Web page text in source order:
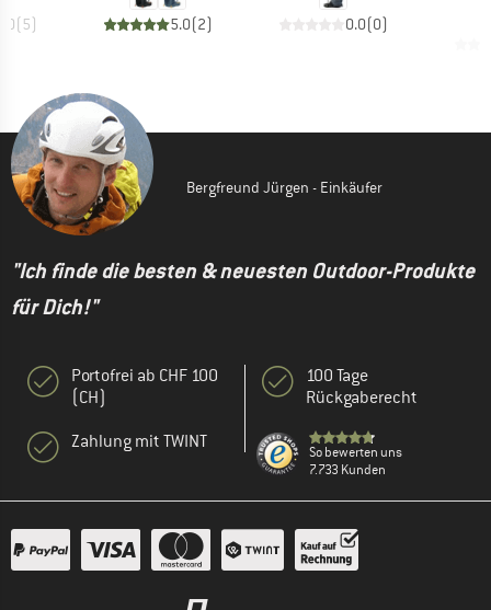
( 5) 5.0(2) 0.0(0)
Bergfreund Jürgen - Einkäufer
"Ich finde die besten & neuesten Outdoor-Produkte
für Dich!"
Portofrei ab CHF 100
(CH)
Zahlung mit TWINT
100 Tage
Rückgaberecht
So bewerten uns
7.733 Kunden